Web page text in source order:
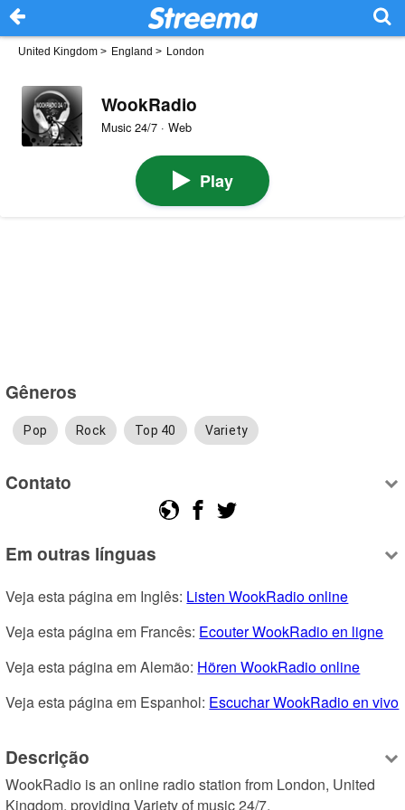
United Kingdom > England > London
WookRadio
Music 24/7 · Web
Play
Gêneros
Pop Rock Top 40 Variety
Contato
Em outras línguas
Veja esta página em Inglês: Listen WookRadio online
Veja esta página em Francês: Ecouter WookRadio en ligne
Veja esta página em Alemão: Hören WookRadio online
Veja esta página em Espanhol: Escuchar WookRadio en vivo
Descrição
WookRadio is an online radio station from London, United
Kingdom, providing Variety of music 24/7.